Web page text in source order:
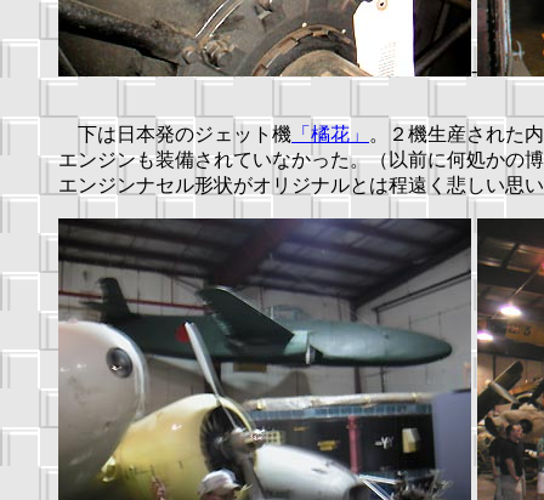
-
下は日本発のジェット機 「橘花」
。２機生産された
エンジンも装備されていなかった。（以前に何処かの
エンジンナセル形状がオリジナルとは程遠く悲しい思